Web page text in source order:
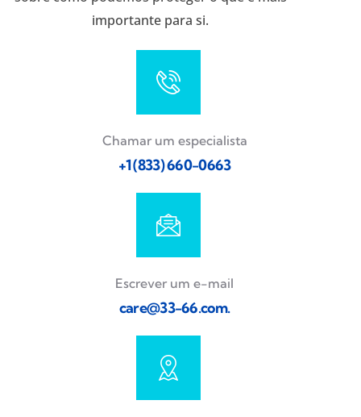
importante para si.
Chamar um especialista
+1 (833) 660-0663
Escrever um e-mail
care@33-66.com.